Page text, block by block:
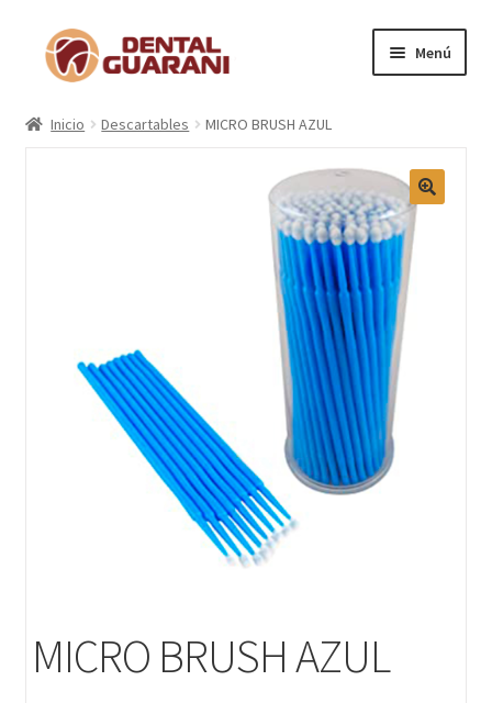
Menú
Inicio
Inicio Descartables MICRO BRUSH AZUL
MICRO BRUSH AZUL